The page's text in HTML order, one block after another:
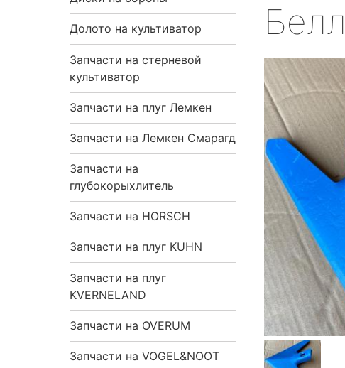
н
а
в
и
г
а
ц
и
я
Долото на культиватор
Запчасти на стерневой
культиватор
Запчасти на плуг Лемкен
Запчасти на Лемкен Смарагд
Запчасти на
глубокорыхлитель
Запчасти на HORSCH
Запчасти на плуг KUHN
Запчасти на плуг
KVERNELAND
Запчасти на OVERUM
Запчасти на VOGEL&NOOT